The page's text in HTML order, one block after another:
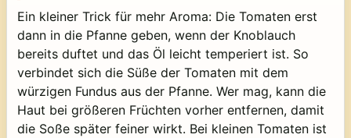
Ein kleiner Trick für mehr Aroma: Die Tomaten erst
dann in die Pfanne geben, wenn der Knoblauch
bereits duftet und das Öl leicht temperiert ist. So
verbindet sich die Süße der Tomaten mit dem
würzigen Fundus aus der Pfanne. Wer mag, kann die
Haut bei größeren Früchten vorher entfernen, damit
die Soße später feiner wirkt. Bei kleinen Tomaten ist